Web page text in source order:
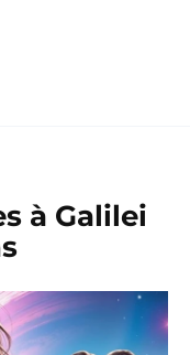
à Galilei